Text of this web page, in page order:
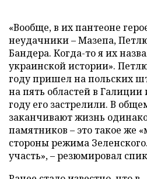
«Вообще, в их пантеоне
неудачники – Мазепа,
Бандера. Когда-то я их
украинской истории».
году пришел на польских
на пять областей в
году его застрелили. В
заканчивают жизнь
памятников – это такое же
стороны режима
участь», – резюмировал